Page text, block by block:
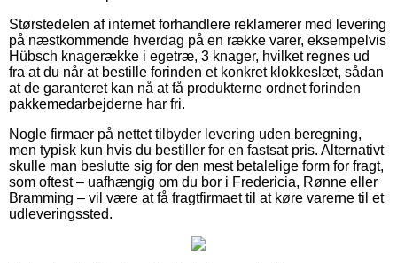
Størstedelen af internet forhandlere reklamerer med levering
på næstkommende hverdag på en række varer, eksempelvis
Hübsch knagerække i egetræ, 3 knager, hvilket regnes ud
fra at du når at bestille forinden et konkret klokkeslæt, sådan
at de garanteret kan nå at få produkterne ordnet forinden
pakkemedarbejderne har fri.
Nogle firmaer på nettet tilbyder levering uden beregning,
men typisk kun hvis du bestiller for en fastsat pris. Alternativt
skulle man beslutte sig for den mest betalelige form for fragt,
som oftest – uafhængig om du bor i Fredericia, Rønne eller
Bramming – vil være at få fragtfirmaet til at køre varerne til et
udleveringssted.